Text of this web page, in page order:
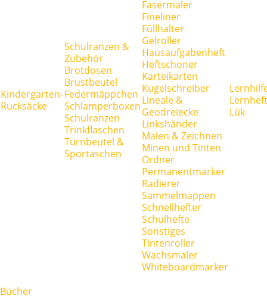
Kindergarten-
Rucksäcke
Schulranzen &
Zubehör
Brotdosen
Brustbeutel
Federmäppchen
Schlamperboxen
Schulranzen
Trinkflaschen
Turnbeutel &
Sportaschen
Fasermaler
Fineliner
Füllhalter
Gelroller
Hausaufgabenheft
Heftschoner
Karteikarten
Kugelschreiber
Lineale &
Geodreiecke
Linkshänder
Malen & Zeichnen
Minen und Tinten
Ordner
Permanentmarker
Radierer
Sammelmappen
Schnellhefter
Schulhefte
Sonstiges
Tintenroller
Wachsmaler
Whiteboardmarker
Lük
Bücher